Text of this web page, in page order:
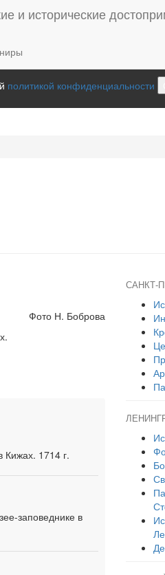
политикой конфиденциальности
Фото Н. Боброва
Кижах. 1714 г.
заповеднике в
САНКТ-